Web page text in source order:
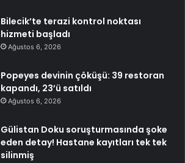
Bilecik’te terazi kontrol noktası
hizmeti başladı
Ağustos 6, 2026
Popeyes devinin çöküşü: 39 restoran
kapandı, 23’ü satıldı
Ağustos 6, 2026
Gülistan Doku soruşturmasında şoke
eden detay! Hastane kayıtları tek tek
silinmiş